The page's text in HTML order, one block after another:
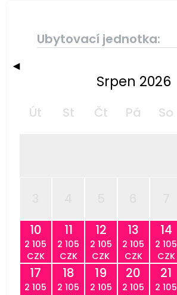
Ubytovací jednotka:
◀
Srpen 2026
Út St Čt Pá So
10
2 105
CZK
11
2 105
CZK
12
2 105
CZK
13
2 105
CZK
14
2 105
CZK
17
2 105
18
2 105
19
2 105
20
2 105
21
2 105